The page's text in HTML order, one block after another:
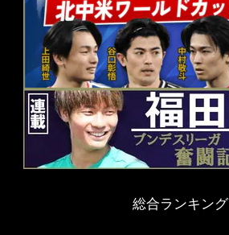
総合ランキング